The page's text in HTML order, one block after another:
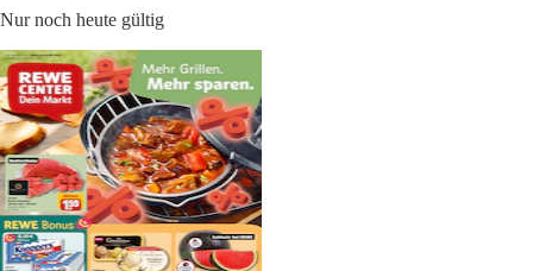
Nur noch heute gültig